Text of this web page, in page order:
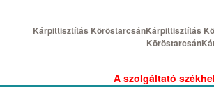
Kárpittisztítás KöröstarcsánKárpittisztítás
A szolgáltató